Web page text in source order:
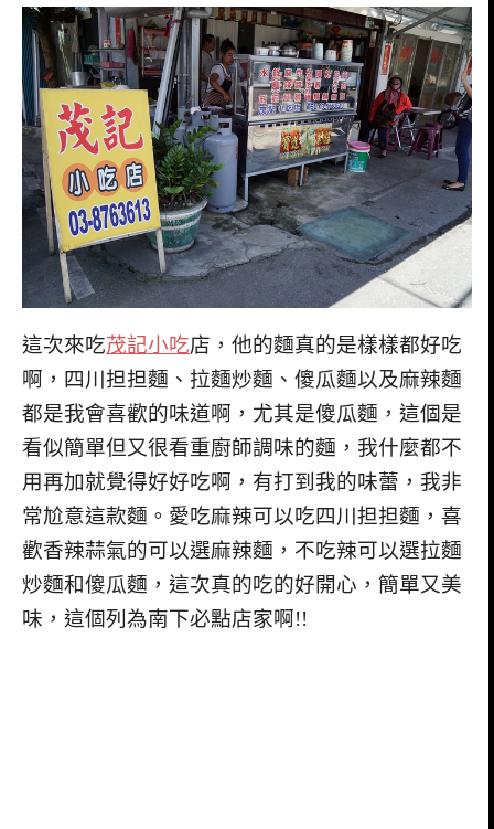
這次來吃茂記小吃店，他的麵真的是樣樣都好吃
啊，四川担担麵、拉麵炒麵、傻瓜麵以及麻辣麵
都是我會喜歡的味道啊，尤其是傻瓜麵，這個是
看似簡單但又很看重廚師調味的麵，我什麼都不
用再加就覺得好好吃啊，有打到我的味蕾，我非
常尬意這款麵。愛吃麻辣可以吃四川担担麵，喜
歡香辣蒜氣的可以選麻辣麵，不吃辣可以選拉麵
炒麵和傻瓜麵，這次真的吃的好開心，簡單又美
味，這個列為南下必點店家啊!!